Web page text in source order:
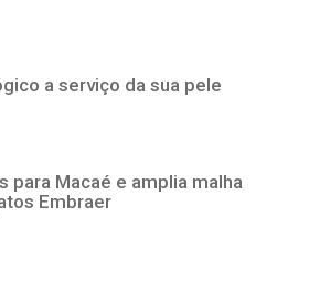
a serviço da sua pele
para Macaé e amplia malha
Embraer